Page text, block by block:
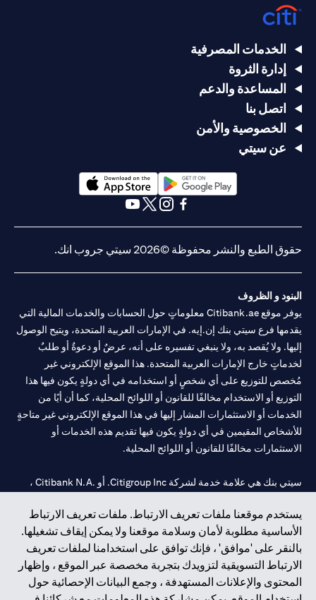
يستخدم موقعنا ملفات تعريف الارتباط. ملفات تعريف الارتباط
الأساسية مطلوبة لأمان وسلامة موقعنا ولا يمكن إيقاف تشغيلها.
بالنقر على 'موافق' ، فإنك توافق على استخدامنا لملفات تعريف
الارتباط التسويقية لتزويدك بتجربة مخصصة عبر الموقع ، وإظهار
المحتوى والإعلانات المستهدفة ، وجمع البيانات الإحصائية حول
الخدمات المصرفية
إدارة الثروة
المساعدة والدعم
اتصل بنا
الخصوصية والأمن
عن سيتي
(opens in a new tab)
حقوق الطبع والنشر محفوظة ©2026 سيتي جروب انك.
البنود و الظروف
يوفر موقع Citibank.ae معلوماتٍ حول الحسابات والخدمات المالية التي
يقدمها فرع سيتي بنك إن.إيه. في الإمارات العربية المتحدة، ويتيح الوصول
إليها. ولا يُقصد به، ولا ينبغي تفسيره على أنه، عرضٌ أو دعوةٌ أو طلبٌ
لخدماتٍ خارج الإمارات العربية المتحدة. هذا الموقع الإلكتروني غير
مُخصص للتوزيع على أي شخصٍ أو استخدامه في أي دولةٍ يكون فيها هذا
التوزيع أو الاستخدام مخالفًا للقانون أو اللوائح المحلية، كما أن أيًا من
الخدمات أو الاستثمارات المشار إليها في هذا الموقع الإلكتروني غير متاحةٍ
للأشخاص المقيمين في أي دولةٍ يكون فيها تقديم هذه الخدمات أو
الاستثمارات مخالفًا للقانون أو اللوائح المحلية.
سيتي بنك هي علامة خدمة لشركة Citigroup Inc. أو .Citibank N.A ،
سيتي بنك إن. إيه. الإمارات مسجل لدى مصرف الإمارات المركزي تحت
أرقام التراخيص 202563 لفرع الوصل في دبي، 531989 لفرع مول
الإمارات في دبي، وCN-1002019لفرع أبوظبي. هاتف: 4000 311 04.
فرع سيتي بنك إن إيه - الإمارات العربية المتحدة مرخص من مصرف